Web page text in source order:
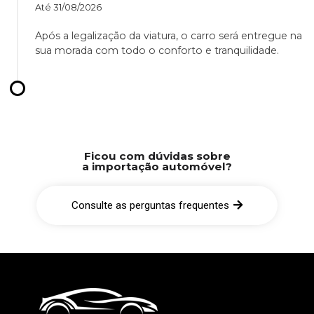
Até 31/08/2026
Após a legalização da viatura, o carro será entregue na
sua morada com todo o conforto e tranquilidade.
Ficou com dúvidas sobre
a importação automóvel?
Consulte as perguntas frequentes